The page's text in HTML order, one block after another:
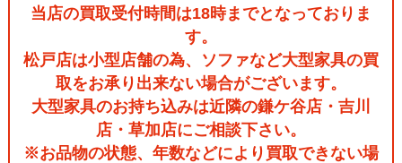
当店の買取受付時間は18時までとなっておりま
す。
松戸店は小型店舗の為、ソファなど大型家具の買
取をお承り出来ない場合がございます。
大型家具のお持ち込みは近隣の鎌ケ谷店・吉川
店・草加店にご相談下さい。
※お品物の状態、年数などにより買取できない場